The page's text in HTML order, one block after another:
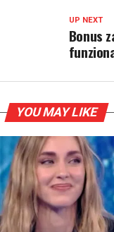
UP NEXT
Bonus
YOU MAY LIKE